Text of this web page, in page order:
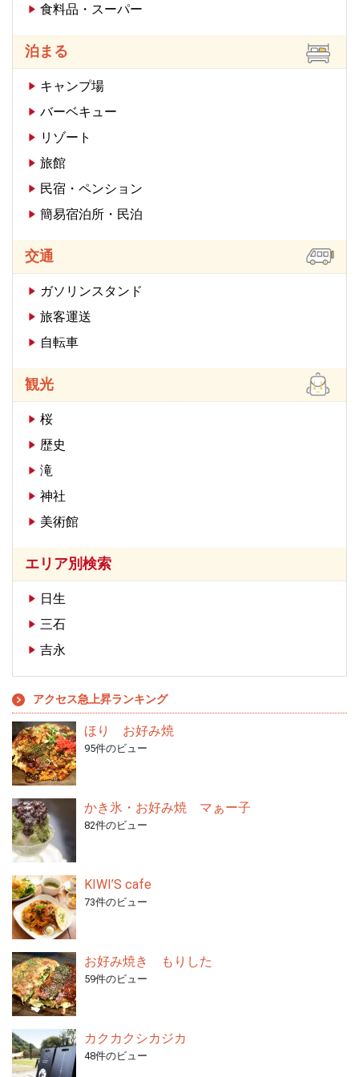
食料品・スーパー
泊まる
キャンプ場
バーベキュー
リゾート
旅館
民宿・ペンション
簡易宿泊所・民泊
交通
ガソリンスタンド
旅客運送
自転車
観光
桜
歴史
滝
神社
美術館
エリア別検索
日生
三石
吉永
アクセス急上昇ランキング
ほり お好み焼
95件のビュー
かき氷・お好み焼 マぁー子
82件のビュー
KIWI’S cafe
73件のビュー
お好み焼き もりした
59件のビュー
カクカクシカジカ
48件のビュー